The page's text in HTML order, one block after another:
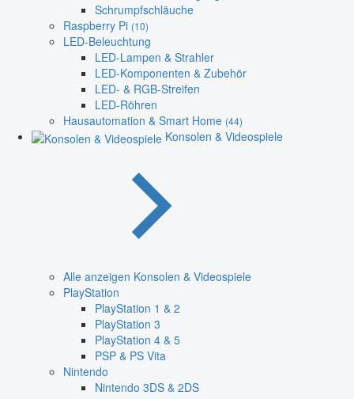
Schrumpfschläuche
Raspberry Pi (10)
LED-Beleuchtung
LED-Lampen & Strahler
LED-Komponenten & Zubehör
LED- & RGB-Streifen
LED-Röhren
Hausautomation & Smart Home (44)
Konsolen & Videospiele
Alle anzeigen Konsolen & Videospiele
PlayStation
PlayStation 1 & 2
PlayStation 3
PlayStation 4 & 5
PSP & PS Vita
Nintendo
Nintendo 3DS & 2DS